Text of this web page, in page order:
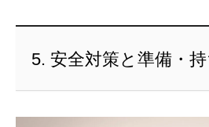
5. 安全対策と準備・